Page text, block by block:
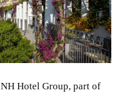
NH Hotel Group, part of